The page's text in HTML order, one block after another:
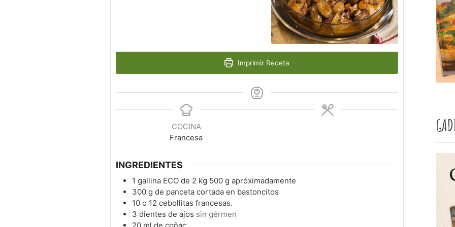
Imprimir Receta
COCINA
Francesa
INGREDIENTES
1 gallina ECO de 2 kg 500 g apróximadamente
300 g de panceta cortada en bastoncitos
10 o 12 cebollitas francesas.
3 dientes de ajos sin gérmen